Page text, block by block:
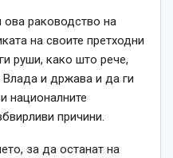
раководство на
на своите претходни
руши, како што рече,
и држава и да ги
националните
причини.
за да останат на